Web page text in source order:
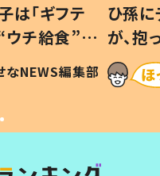
は「ギフテ
ウチ給食”を
#令和の親
なNEWS編集部
ひ孫
が、
「涙が
い」